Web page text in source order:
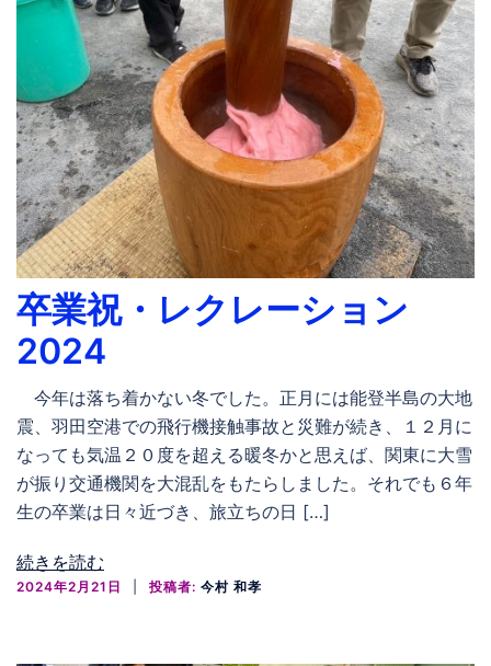
卒業祝・レクレーション
2024
今年は落ち着かない冬でした。正月には能登半島の大地
震、羽田空港での飛行機接触事故と災難が続き、１２月に
なっても気温２０度を超える暖冬かと思えば、関東に大雪
が振り交通機関を大混乱をもたらしました。それでも６年
生の卒業は日々近づき、旅立ちの日 […]
続きを読む
2024年2月21日 投稿者: 今村 和孝